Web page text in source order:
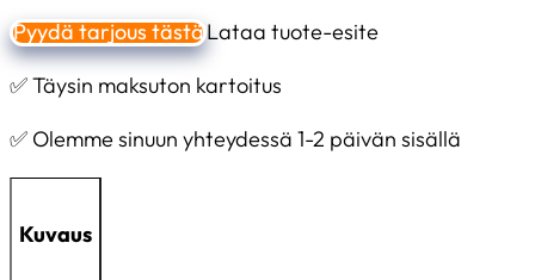
Pyydä tarjous tästäLataa tuote-esite
✅ Täysin maksuton kartoitus
✅ Olemme sinuun yhteydessä 1-2 päivän sisällä
Kuvaus